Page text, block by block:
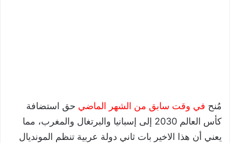
مُنح في وقت سابق من الشهر الماضي حق استضافة
كأس العالم 2030 إلى إسبانيا والبرتغال والمغرب، مما
يعني أن هذا الاخير بات ثاني دولة عربية تنظم المونديال